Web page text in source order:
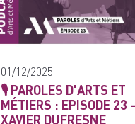
01/12/2025
🎙️ PAROLES D'ARTS ET
MÉTIERS : EPISODE 23 -
XAVIER DUFRESNE